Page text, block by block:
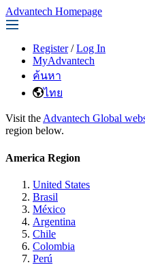
Advantech Homepage
Register / Log In
MyAdvantech
ค้นหา
ไทย
Visit the Advantech Global
region below.
America Region
United States
Brasil
México
Argentina
Chile
Colombia
Perú